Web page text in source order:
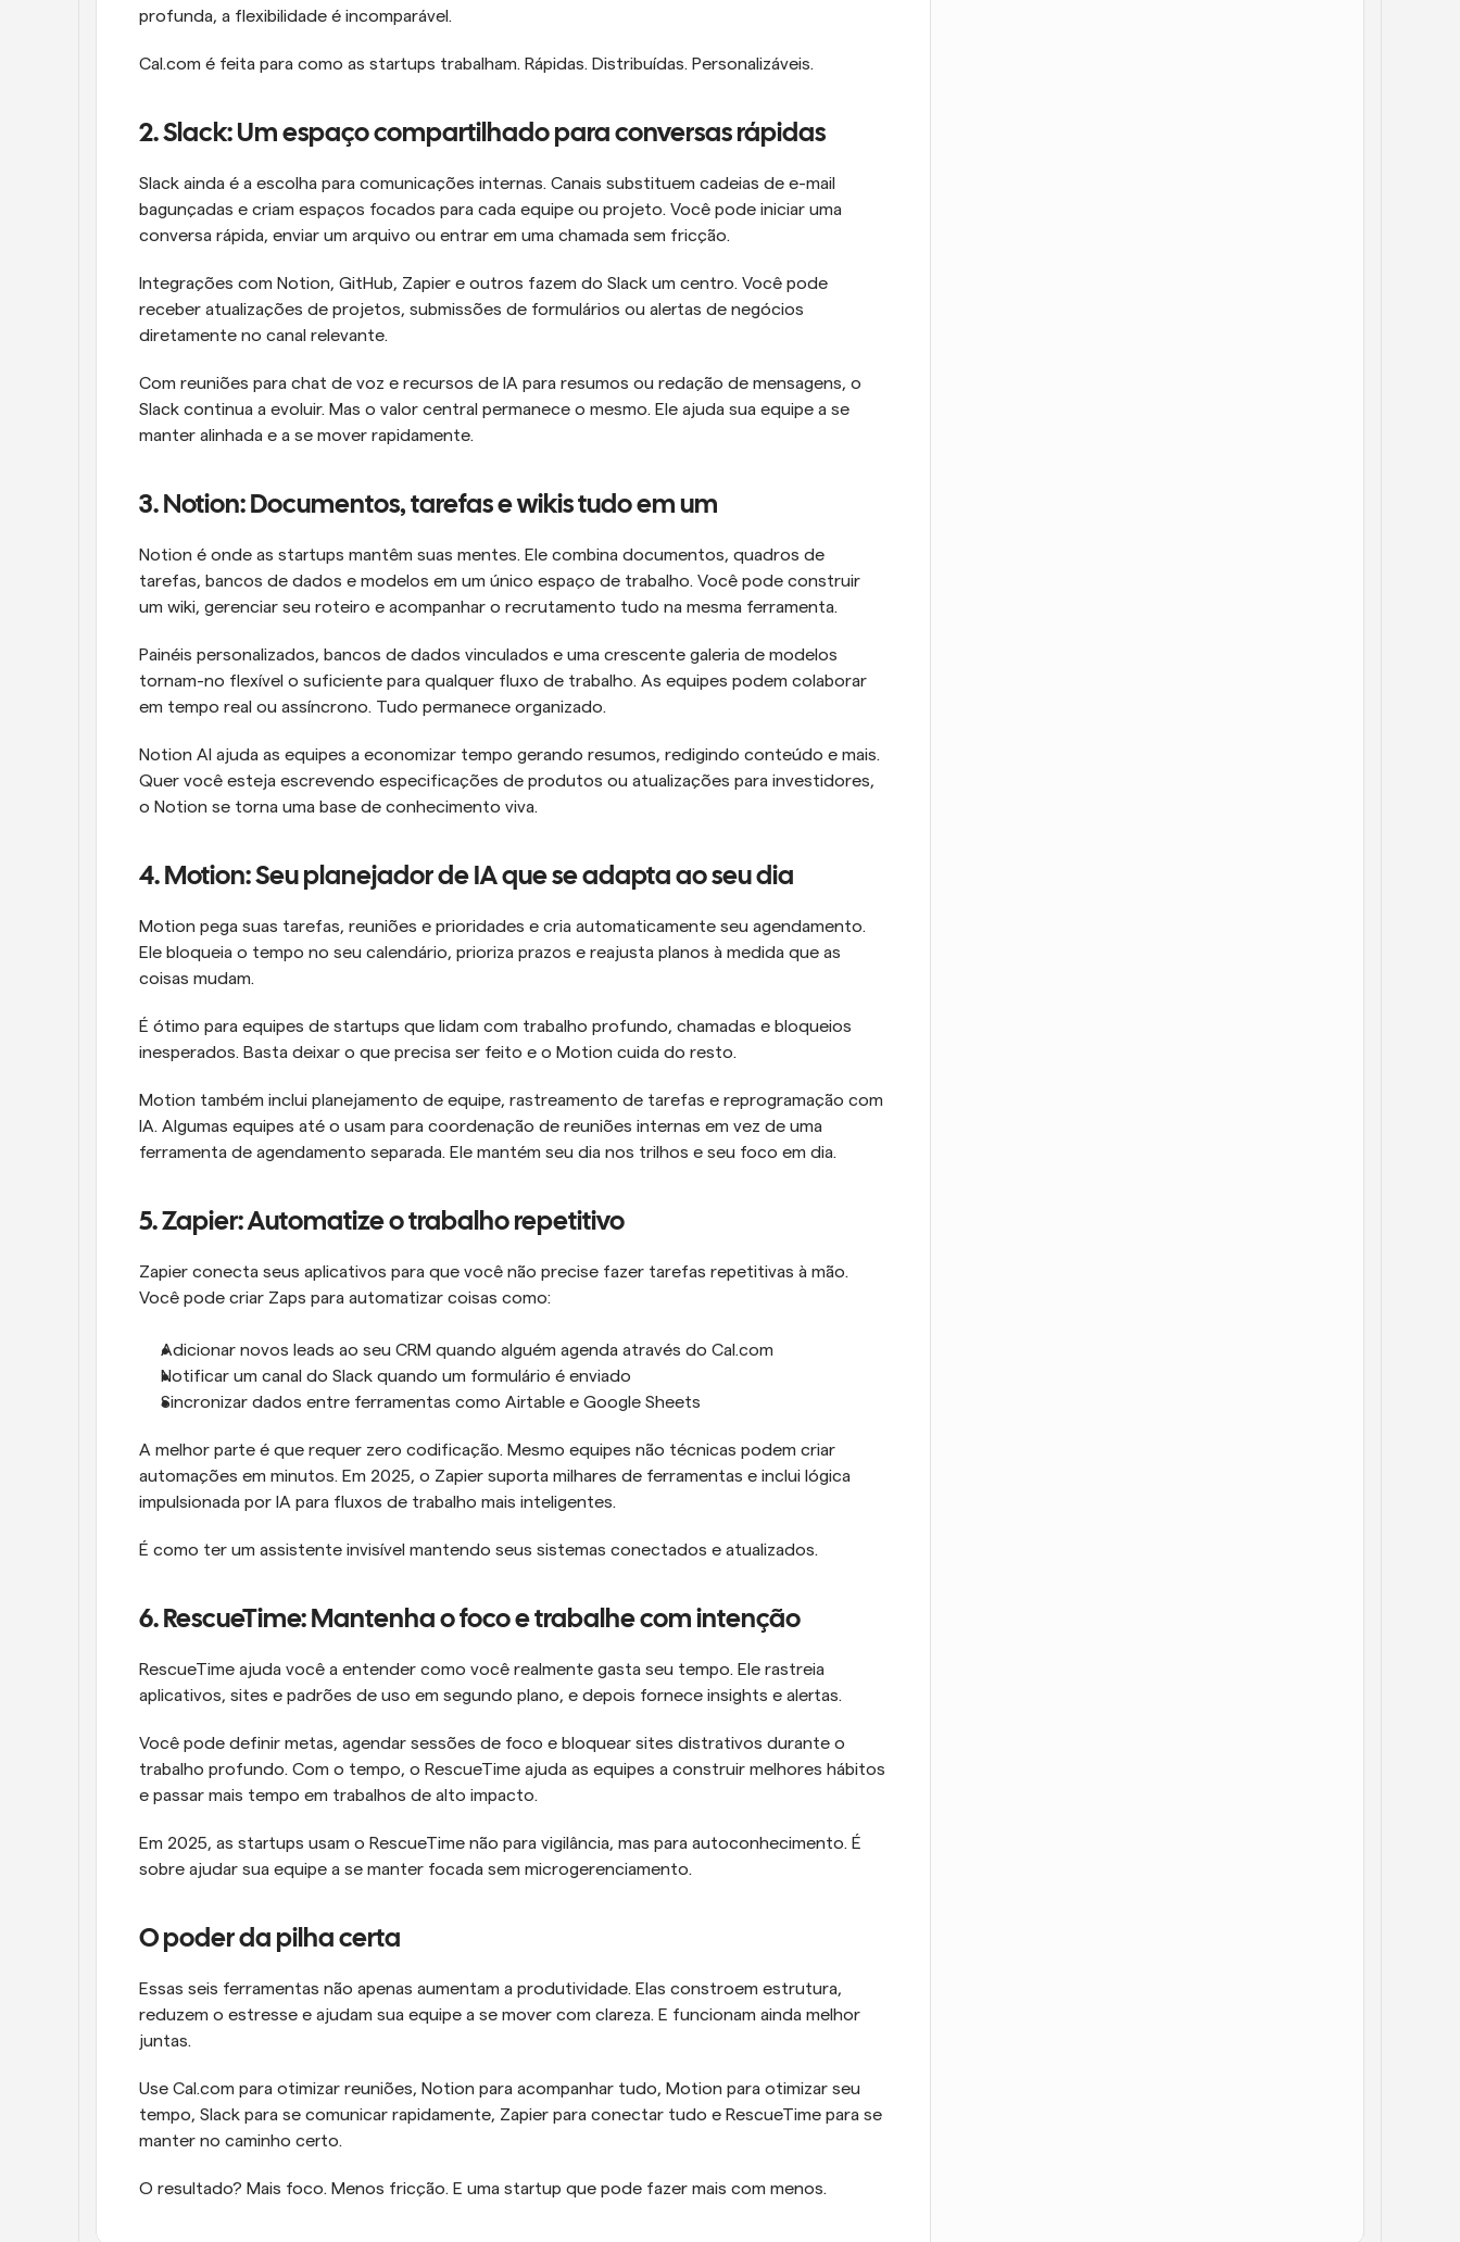
profunda, a flexibilidade é incomparável.
Cal.com é feita para como as startups trabalham. Rápidas. Distribuídas. Personalizáveis.
2. Slack: Um espaço compartilhado para conversas rápidas
Slack ainda é a escolha para comunicações internas. Canais substituem cadeias de e-mail
bagunçadas e criam espaços focados para cada equipe ou projeto. Você pode iniciar uma
conversa rápida, enviar um arquivo ou entrar em uma chamada sem fricção.
Integrações com Notion, GitHub, Zapier e outros fazem do Slack um centro. Você pode
receber atualizações de projetos, submissões de formulários ou alertas de negócios
diretamente no canal relevante.
Com reuniões para chat de voz e recursos de IA para resumos ou redação de mensagens, o
Slack continua a evoluir. Mas o valor central permanece o mesmo. Ele ajuda sua equipe a se
manter alinhada e a se mover rapidamente.
3. Notion: Documentos, tarefas e wikis tudo em um
Notion é onde as startups mantêm suas mentes. Ele combina documentos, quadros de
tarefas, bancos de dados e modelos em um único espaço de trabalho. Você pode construir
um wiki, gerenciar seu roteiro e acompanhar o recrutamento tudo na mesma ferramenta.
Painéis personalizados, bancos de dados vinculados e uma crescente galeria de modelos
tornam-no flexível o suficiente para qualquer fluxo de trabalho. As equipes podem colaborar
em tempo real ou assíncrono. Tudo permanece organizado.
Notion AI ajuda as equipes a economizar tempo gerando resumos, redigindo conteúdo e mais.
Quer você esteja escrevendo especificações de produtos ou atualizações para investidores,
o Notion se torna uma base de conhecimento viva.
4. Motion: Seu planejador de IA que se adapta ao seu dia
Motion pega suas tarefas, reuniões e prioridades e cria automaticamente seu agendamento.
Ele bloqueia o tempo no seu calendário, prioriza prazos e reajusta planos à medida que as
coisas mudam.
É ótimo para equipes de startups que lidam com trabalho profundo, chamadas e bloqueios
inesperados. Basta deixar o que precisa ser feito e o Motion cuida do resto.
Motion também inclui planejamento de equipe, rastreamento de tarefas e reprogramação com
IA. Algumas equipes até o usam para coordenação de reuniões internas em vez de uma
ferramenta de agendamento separada. Ele mantém seu dia nos trilhos e seu foco em dia.
5. Zapier: Automatize o trabalho repetitivo
Zapier conecta seus aplicativos para que você não precise fazer tarefas repetitivas à mão.
Você pode criar Zaps para automatizar coisas como:
Adicionar novos leads ao seu CRM quando alguém agenda através do Cal.com
Notificar um canal do Slack quando um formulário é enviado
Sincronizar dados entre ferramentas como Airtable e Google Sheets
A melhor parte é que requer zero codificação. Mesmo equipes não técnicas podem criar
automações em minutos. Em 2025, o Zapier suporta milhares de ferramentas e inclui lógica
impulsionada por IA para fluxos de trabalho mais inteligentes.
É como ter um assistente invisível mantendo seus sistemas conectados e atualizados.
6. RescueTime: Mantenha o foco e trabalhe com intenção
RescueTime ajuda você a entender como você realmente gasta seu tempo. Ele rastreia
aplicativos, sites e padrões de uso em segundo plano, e depois fornece insights e alertas.
Você pode definir metas, agendar sessões de foco e bloquear sites distrativos durante o
trabalho profundo. Com o tempo, o RescueTime ajuda as equipes a construir melhores hábitos
e passar mais tempo em trabalhos de alto impacto.
Em 2025, as startups usam o RescueTime não para vigilância, mas para autoconhecimento. É
sobre ajudar sua equipe a se manter focada sem microgerenciamento.
O poder da pilha certa
Essas seis ferramentas não apenas aumentam a produtividade. Elas constroem estrutura,
reduzem o estresse e ajudam sua equipe a se mover com clareza. E funcionam ainda melhor
juntas.
Use Cal.com para otimizar reuniões, Notion para acompanhar tudo, Motion para otimizar seu
tempo, Slack para se comunicar rapidamente, Zapier para conectar tudo e RescueTime para se
manter no caminho certo.
O resultado? Mais foco. Menos fricção. E uma startup que pode fazer mais com menos.